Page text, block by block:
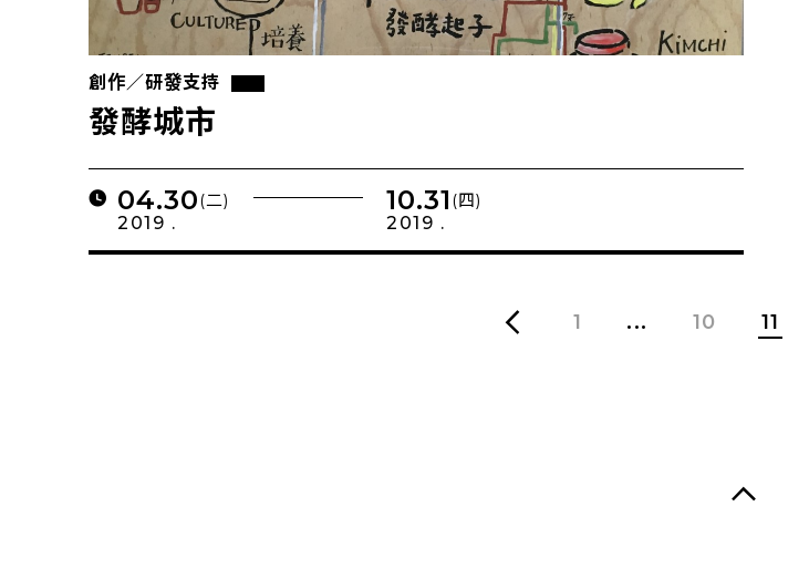
創作／研發支持
發酵城市
04.30(二)
2019 .
10.31 (四)
2019 .
1 ... 10 11